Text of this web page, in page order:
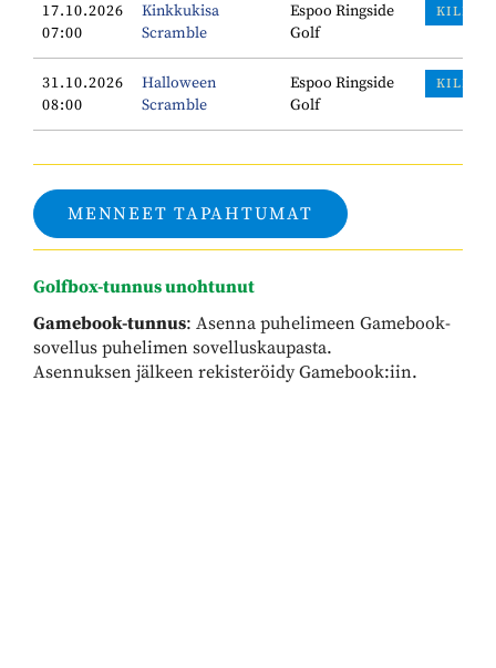
17.10.2026
07:00
Kinkkukisa
Scramble
Espoo Ringside
Golf
31.10.2026
08:00
Halloween
Scramble
Espoo Ringside
Golf
MENNEET TAPAHTUMAT
Golfbox-tunnus unohtunut
Gamebook-tunnus: Asenna puhelimeen Gamebook-
sovellus puhelimen sovelluskaupasta.
Asennuksen jälkeen rekisteröidy Gamebook:iin.